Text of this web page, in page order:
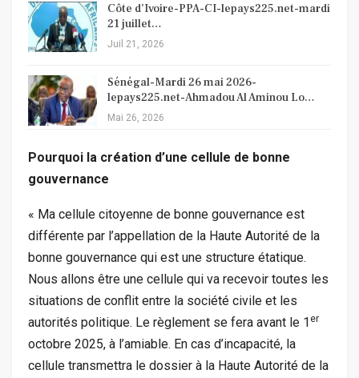
Côte d’Ivoire-PPA-CI-lepays225.net-mardi
21 juillet…
Juil 21, 2026
Sénégal-Mardi 26 mai 2026-
lepays225.net-Ahmadou Al Aminou Lo…
Mai 26, 2026
Pourquoi la création d’une cellule de bonne
gouvernance
« Ma cellule citoyenne de bonne gouvernance est
différente par l’appellation de la Haute Autorité de la
bonne gouvernance qui est une structure étatique.
Nous allons être une cellule qui va recevoir toutes les
situations de conflit entre la société civile et les
autorités politique. Le règlement se fera avant le 1 er
octobre 2025, à l’amiable. En cas d’incapacité, la
cellule transmettra le dossier à la Haute Autorité de la